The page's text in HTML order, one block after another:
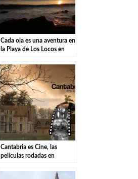
Cada ola es una aventura en
la Playa de Los Locos en
Cantabria es Cine, las
películas rodadas en